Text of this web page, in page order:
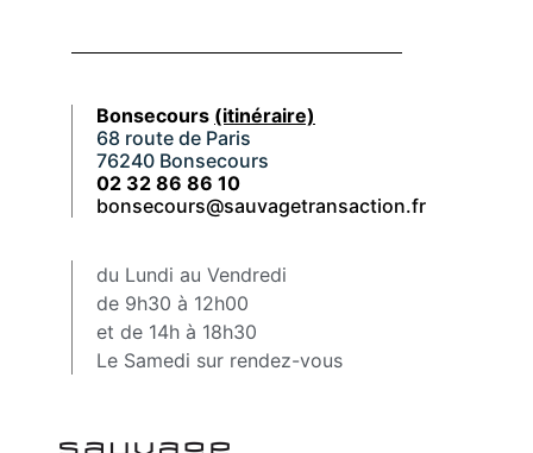
Bonsecours (itinéraire)
68 route de Paris
76240 Bonsecours
02 32 86 86 10
bonsecours@sauvagetransaction.fr
du Lundi au Vendredi
de 9h30 à 12h00
et de 14h à 18h30
Le Samedi sur rendez-vous